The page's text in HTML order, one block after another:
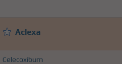
Aclexa
Celecoxibum